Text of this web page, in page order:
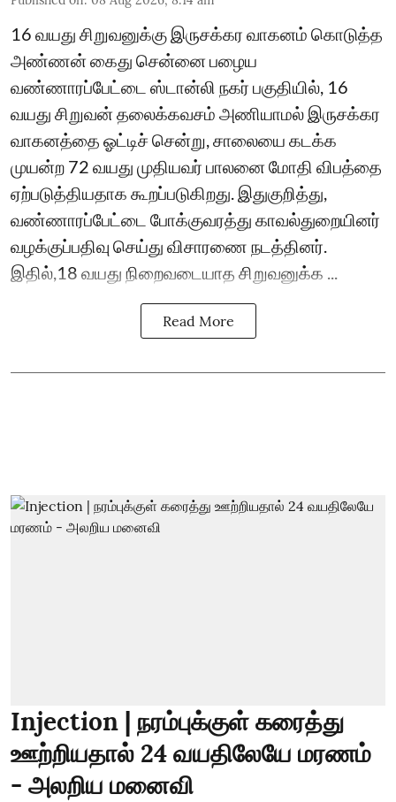
16 வயது சிறுவனுக்கு இருசக்கர வாகனம் கொடுத்த
அண்ணன் கைது சென்னை பழைய
வண்ணாரப்பேட்டை ஸ்டான்லி நகர் பகுதியில், 16
வயது சிறுவன் தலைக்கவசம் அணியாமல் இருசக்கர
வாகனத்தை ஓட்டிச் சென்று, சாலையை கடக்க
முயன்ற 72 வயது முதியவர் பாலனை மோதி விபத்தை
ஏற்படுத்தியதாக கூறப்படுகிறது. இதுகுறித்து,
வண்ணாரப்பேட்டை போக்குவரத்து காவல்துறையினர்
வழக்குப்பதிவு செய்து விசாரணை நடத்தினர்.
இதில்,18 வயது நிறைவடையாத சிறுவனுக்க ...
Read More
Injection | நரம்புக்குள் கரைத்து
ஊற்றியதால் 24 வயதிலேயே மரணம்
- அலறிய மனைவி